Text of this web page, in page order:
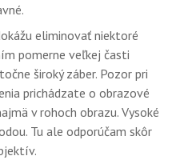
eliminovať niektoré
pomerne veľkej časti
široký záber. Pozor pri
prichádzate o obrazové
v rohoch obrazu. Vysoké
Tu ale odporúčam skôr